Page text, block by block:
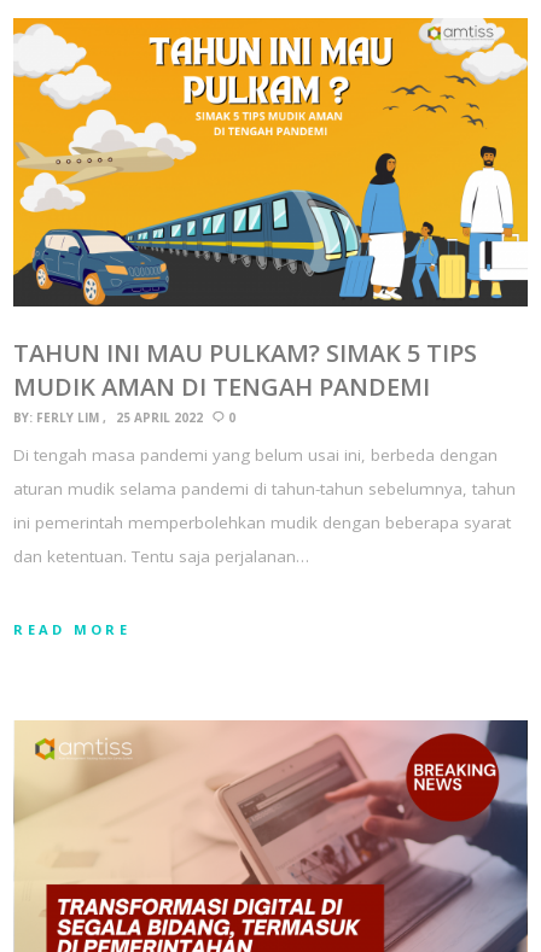
TAHUN INI MAU PULKAM? SIMAK 5 TIPS
MUDIK AMAN DI TENGAH PANDEMI
BY: FERLY LIM 25 APRIL 2022 0
Di tengah masa pandemi yang belum usai ini, berbeda dengan
aturan mudik selama pandemi di tahun-tahun sebelumnya, tahun
ini pemerintah memperbolehkan mudik dengan beberapa syarat
dan ketentuan. Tentu saja perjalanan…
READ MORE